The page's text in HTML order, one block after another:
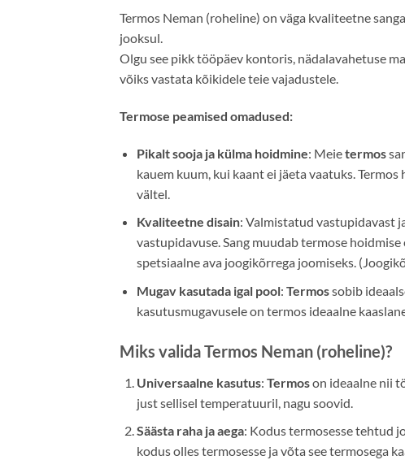
Termos Neman (roheline) on väga kvaliteetne
jooksul.
Olgu see pikk tööpäev kontoris, nädalavahetuse
võiks vastata kõikidele teie vajadustele.
Termose peamised omadused:
Pikalt sooja ja külma hoidmine: Meietermos
kauem kuum, kui kaant ei jäeta vaatuks.
vältel.
Kvaliteetne disain: Valmistatud vastupidavast
vastupidavuse. Sang muudab termose
spetsiaalne ava joogikõrrega joomiseks.
Mugav kasutada igal pool: Termossobib
kasutusmugavusele on termos ideaalne
Miks valida Termos Neman (roheline)?
Universaalne kasutus: Termoson ideaalne nii
just sellisel temperatuuril, nagu soovid.
Säästa raha ja aega: Kodus termosesse tehtud
kodus olles termosesse ja võta see termosega